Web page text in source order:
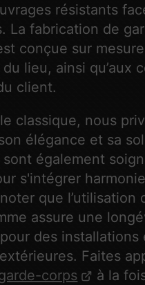
résistants
La fabrication de
conçue sur
lieu, ainsi qu’aux
client.
classique, nous
élégance et sa
également
s'intégrer
que l’utilisation
assure une
des installations
Faites
corps
à la